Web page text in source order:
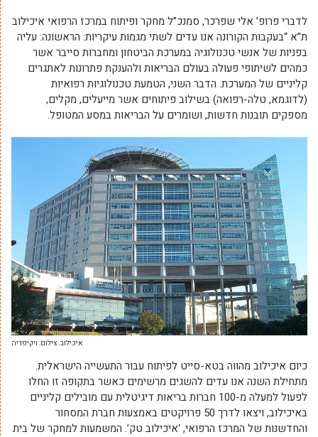
לדברי פרופ’ אלי שפרכר, סמנכ”ל מחקר ופיתוח במרכז הרפואי איכילוב
ת”א “בעקבות הקורונה אנו עדים לשתי מגמות עיקריות: הראשונה: עליה
בפניות של אנשי טכנולוגיה במערכת הביטחון ומחברות סייבר אשר
כמהים לשיתופי פעולה בעולם הבריאות ולהענקת פתרונות לאתגרים
קליניים של המערכת. הדבר השני, הטמעת טכנולוגיות רפואיות
(לדוגמא, טלה-רפואה) בשילוב פיתוחים אשר מייעלים, מקלים,
מספקים תובנות חדשות, ושומרים על הבריאות במסע המטופל.
איכילוב. צילום: ויקיפדיה
כיום איכילוב מהווה בטא-סייט לפיתוח עבור התעשייה הישראלית.
מתחילת השנה אנו עדים להשגים מרשימים כאשר בתקופה זו החלו
לפעול למעלה מ-100 חברות בריאות דיגיטלית עם מובילים קליניים
באיכילוב, ויצאו לדרך 50 פרויקטים באמצעות חברת המסחור
והחדשנות של המרכז הרפואי, ‘איכילוב טק’. המשמעות למחקר של בית